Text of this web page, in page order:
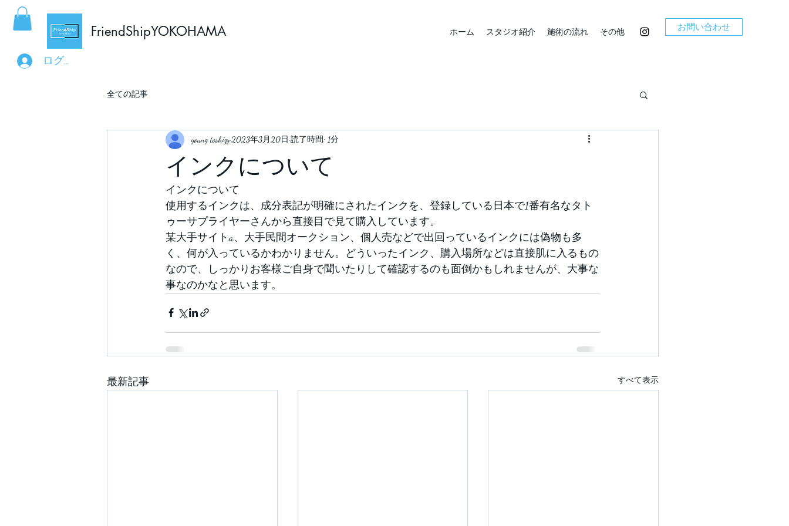
FriendShipYOKOHAMA ホーム スタジオ紹介 施術の流れ その他 お問い合わせ
ログイン
全ての記事
インクについて
young toshizy2023年3月20日 読了時間: 1分
インクについて
使用するインクは、成分表記が明確にされたインクを、登録している日本で1番有名なタト
ゥーサプライヤーさんから直接目で見て購入しています。
某大手サイトa、大手民間オークション、個人売などで出回っているインクには偽物も多
く、何が入っているかわかりません。どういったインク、購入場所などは直接肌に入るもの
なので、しっかりお客様ご自身で聞いたりして確認するのも面倒かもしれませんが、大事な
事なのかなと思います。
最新記事 すべて表示